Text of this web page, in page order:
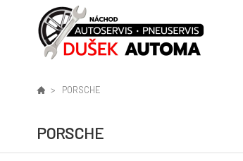
PORSCHE
PORSCHE